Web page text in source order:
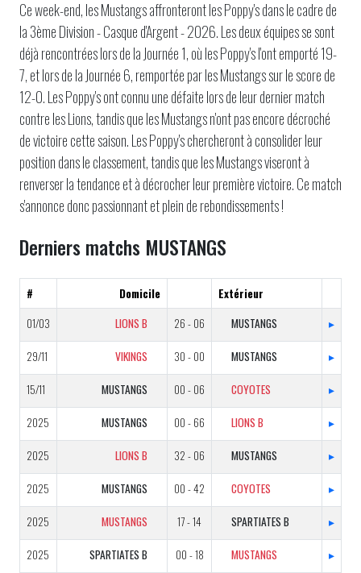
Ce week-end, les Mustangs affronteront les Poppy's dans le cadre de
la 3ème Division - Casque d'Argent - 2026. Les deux équipes se sont
déjà rencontrées lors de la Journée 1, où les Poppy's l'ont emporté 19-
7, et lors de la Journée 6, remportée par les Mustangs sur le score de
12-0. Les Poppy's ont connu une défaite lors de leur dernier match
contre les Lions, tandis que les Mustangs n'ont pas encore décroché
de victoire cette saison. Les Poppy's chercheront à consolider leur
position dans le classement, tandis que les Mustangs viseront à
renverser la tendance et à décrocher leur première victoire. Ce match
s'annonce donc passionnant et plein de rebondissements !
Derniers matchs MUSTANGS
# Domicile
Extérieur
01/03
LIONS B 26 - 06 MUSTANGS ▸
29/11 VIKINGS 30 - 00 MUSTANGS ▸
15/11 MUSTANGS 00 - 06 COYOTES ▸
2025 MUSTANGS 00 - 66 LIONS B ▸
2025 LIONS B 32 - 06 MUSTANGS ▸
2025 MUSTANGS 00 - 42 COYOTES ▸
2025 MUSTANGS 17 - 14 SPARTIATES B ▸
2025 SPARTIATES B 00 - 18 MUSTANGS ▸